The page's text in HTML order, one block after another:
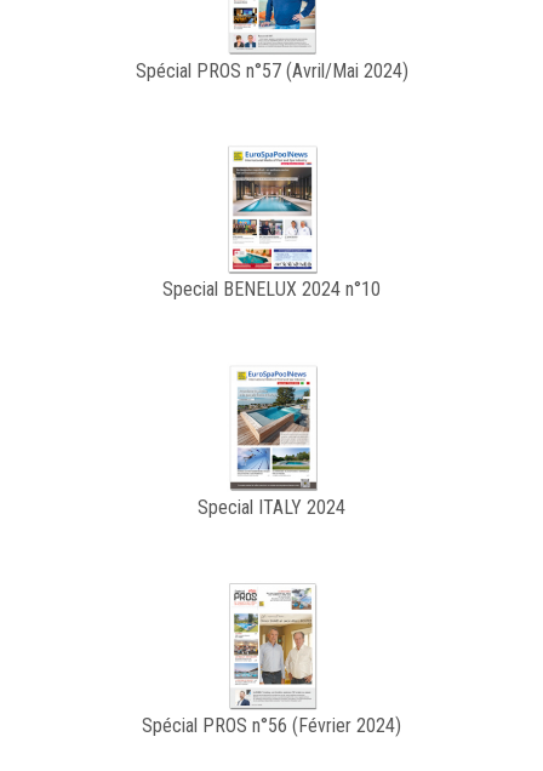
Spécial PROS n°57 (Avril/Mai 2024)
Special BENELUX 2024 n°10
Special ITALY 2024
Spécial PROS n°56 (Février 2024)